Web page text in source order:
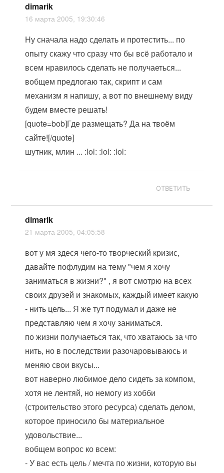
dimarik
16 марта 2005, 19:30:46
Ну сначала надо сделать и протестить... по
опыту скажу что сразу что бы всё работало и
всем нравилось сделать не получаеться...
вобщем предлогаю так, скрипт и сам
механизм я напишу, а вот по внешнему виду
будем вместе решать!
[quote=bob]Где размещать? Да на твоём
сайте![/quote]
шутник, млин ... :lol: :lol: :lol:
ОТВЕТИТЬ
dimarik
21 марта 2005, 04:05:58
вот у мя здеся чего-то творческий кризис,
давайте пофлудим на тему "чем я хочу
заниматься в жизни?" , я вот смотрю на всех
своих друзей и знакомых, каждый имеет какую
- нить цель... Я же тут подумал и даже не
представляю чем я хочу заниматься.
по жизни получаеться так, что хватаюсь за что
нить, но в последствии разочаровываюсь и
меняю свои вкусы...
вот наверно любимое дело сидеть за компом,
хотя не лентяй, но немогу из хобби
(строительство этого ресурса) сделать делом,
которое приносило бы материальное
удовольствие...
вобщем вопрос ко всем:
- У вас есть цель / мечта по жизни, которую вы